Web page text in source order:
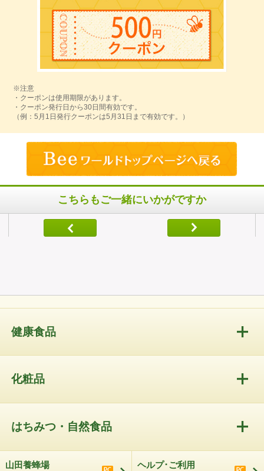
※注意
・クーポンは使用期限があります。
・クーポン発行日から30日間有効です。
（例：5月1日発行クーポンは5月31日まで有効です。）
こちらもご一緒にいかがですか
健康食品
化粧品
はちみつ・自然食品
山田養蜂場
ヘルプ･ご利用